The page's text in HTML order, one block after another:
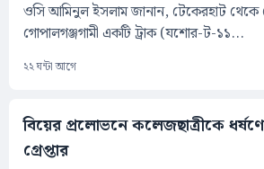
ওসি আমিনুল ইসলাম জানান, টেকেরহাট
গোপালগঞ্জগামী একটি ট্রাক (যশোর-ট-১১...
২২ ঘন্টা আগে
বিয়ের প্রলোভনে কলেজছাত্রীকে
গ্রেপ্তার